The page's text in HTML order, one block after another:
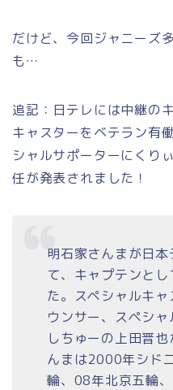
だけど、今回ジャニーズ
も…
追記：日テレには中継の
キャスターをベテラン有
シャルサポーターにくり
任が発表されました！
明石家さんまが日
て、キャプテンと
た。スペシャルキ
ウンサー、スペシ
しちゅーの上田晋
んまは2000年シド
輪、08年北京五輪